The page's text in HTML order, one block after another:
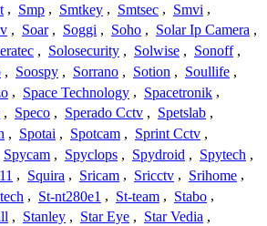
, Smp , Smtkey , Smtsec , Smvi ,
, Soar , Soggi , Soho , Solar Ip Camera ,
, Solosecurity , Solwise , Sonoff ,
, Soospy , Sorrano , Sotion , Soullife ,
, Space Technology , Spacetronik ,
, Speco , Sperado Cctv , Spetslab ,
, Spotai , Spotcam , Sprint Cctv ,
Spycam , Spyclops , Spydroid , Spytech ,
, Squira , Sricam , Sricctv , Srihome ,
, St-nt280e1 , St-team , Stabo ,
, Stanley , Star Eye , Star Vedia ,